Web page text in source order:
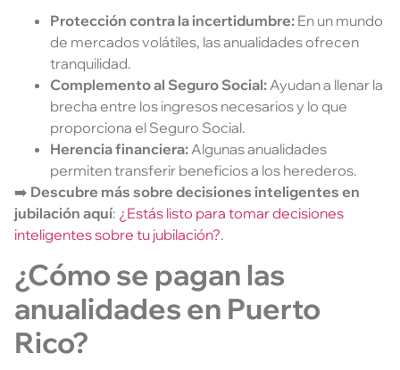
Protección contra la incertidumbre: En un mundo
de mercados volátiles, las anualidades ofrecen
tranquilidad.
Complemento al Seguro Social: Ayudan a llenar la
brecha entre los ingresos necesarios y lo que
proporciona el Seguro Social.
Herencia financiera: Algunas anualidades
permiten transferir beneficios a los herederos.
➡️ Descubre más sobre decisiones inteligentes en
jubilación aquí: ¿Estás listo para tomar decisiones
inteligentes sobre tu jubilación?.
¿Cómo se pagan las
anualidades en Puerto
Rico?